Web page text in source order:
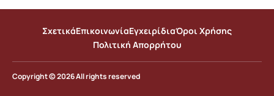
ΣχετικάΕπικοινωνίαΕγχειρίδιαΌροι Χρήσης
Πολιτική Απορρήτου
Copyright © 2026 All rights reserved